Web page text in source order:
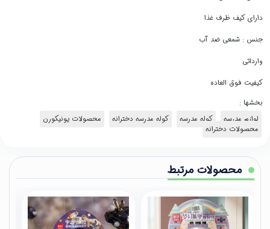
دارای کیف ظرف غذا
جنس : شمعی ضد آب
وارداتی
کیفیت فوق العاده
بخشها :
لوازم مدرسه
کوله مدرسه کوله مدرسه دخترانه
محصولات یونیکورن
محصولات دخترانه
محصولات مرتبط